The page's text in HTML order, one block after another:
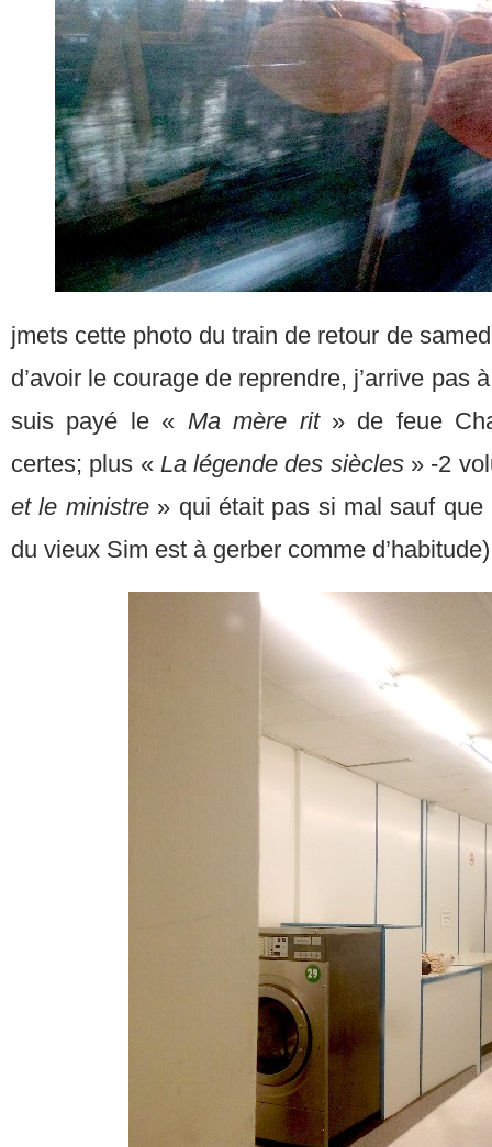
jmets cette photo du train de retour de
d’avoir le courage de reprendre, j’arrive pas
suis payé le « Ma mère rit» de feue
certes; plus « La légende des siècles» -2
et le ministre» qui était pas si mal sauf que
du vieux Sim est à gerber comme d’habitude)